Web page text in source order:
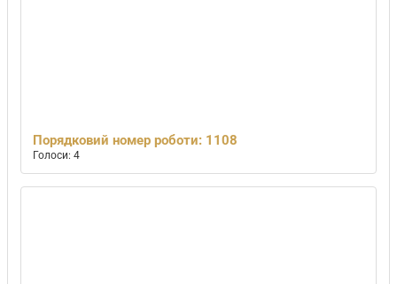
Порядковий номер роботи: 1108
Голоси: 4